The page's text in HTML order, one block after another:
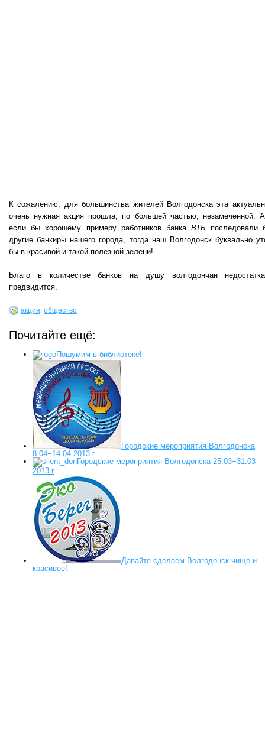
К сожалению, для большинства жителей Волгодонска эта
очень нужная акция прошла, по большей частью, незамеченной.
если бы хорошему примеру работников банкаВТБ последовали
другие банкиры нашего города, тогда наш Волгодонск буквально
бы в красивой и такой полезной зелени!
Благо в количестве банков на душу волгодончан
предвидится.
акция, общество
Почитайте ещё:
Пошумим в библиотеке!
Городские мероприятия Волгодонска
8.04−14.04 2013 г
Городские мероприятия Волгодонска 25.03−31.03
2013 г
Давайте сделаем Волгодонск чище и
красивее!